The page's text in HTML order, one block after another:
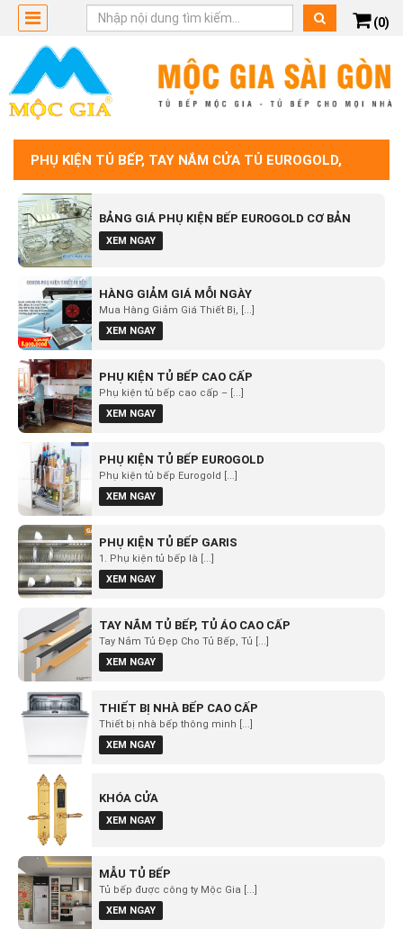
(0)
PHỤ KIỆN TỦ BẾP, TAY NẮM CỬA TỦ EUROGOLD,
HIGOLD, HAFELE
BẢNG GIÁ PHỤ KIỆN BẾP EUROGOLD CƠ BẢN
XEM NGAY
HÀNG GIẢM GIÁ MỖI NGÀY
Mua Hàng Giảm Giá Thiết Bị, [...]
XEM NGAY
PHỤ KIỆN TỦ BẾP CAO CẤP
Phụ kiện tủ bếp cao cấp – [...]
XEM NGAY
PHỤ KIỆN TỦ BẾP EUROGOLD
Phụ kiện tủ bếp Eurogold [...]
XEM NGAY
PHỤ KIỆN TỦ BẾP GARIS
1. Phụ kiện tủ bếp là [...]
XEM NGAY
TAY NẮM TỦ BẾP, TỦ ÁO CAO CẤP
Tay Nắm Tủ Đẹp Cho Tủ Bếp, Tủ [...]
XEM NGAY
THIẾT BỊ NHÀ BẾP CAO CẤP
Thiết bị nhà bếp thông minh [...]
XEM NGAY
KHÓA CỬA
XEM NGAY
MẪU TỦ BẾP
Tủ bếp được công ty Mộc Gia [...]
XEM NGAY